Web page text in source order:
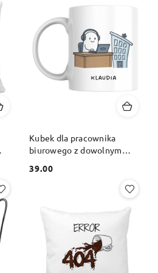
Kubek dla pracownika
biurowego z dowolnym
Cena:
39.00